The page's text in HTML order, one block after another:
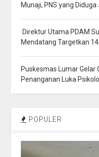
Munaji, PNS yang
Direktur Utama PDAM
Mendatang Targetkan
Puskesmas Lumar Gelar
Penanganan Luka
POPULER